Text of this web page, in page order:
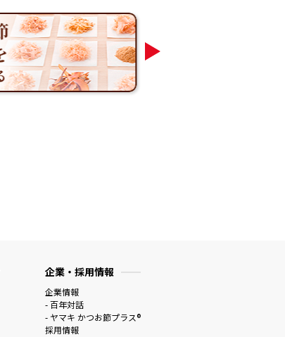
企業・採用情報
企業情報
- 百年対話
- ヤマキ かつお節プラス®
採用情報